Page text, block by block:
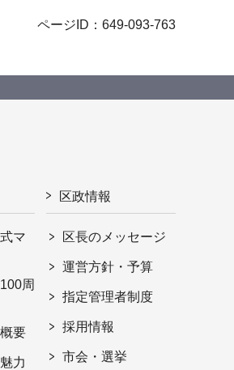
ページID：649-093-763
マ
周
要
力
区政情報
区長のメッセージ
運営方針・予算
指定管理者制度
採用情報
市会・選挙